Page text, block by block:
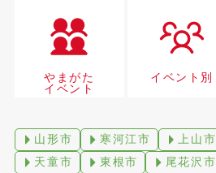
やまがた
イベント
イベント別
山形市 寒河江市 上山市
天童市
東根市 尾花沢市